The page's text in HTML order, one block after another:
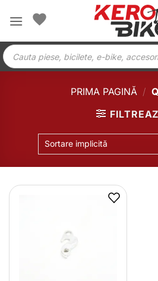
Products
search
PRIMA PAGINĂ /
Sortare implicită